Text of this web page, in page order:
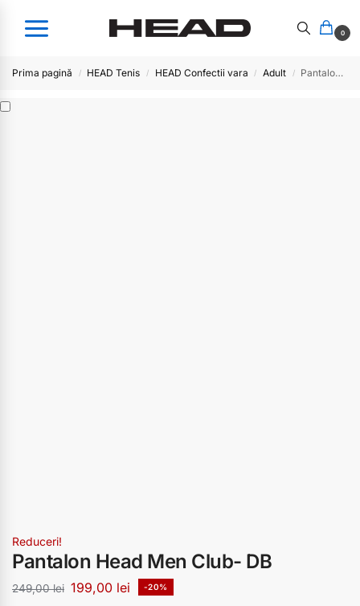
0
Prima pagină / HEAD Tenis / HEAD Confectii vara / Adult / Pantalon Head Men Club- DB
Reduceri!
Pantalon Head Men Club- DB
249,00lei 199,00 lei -20%